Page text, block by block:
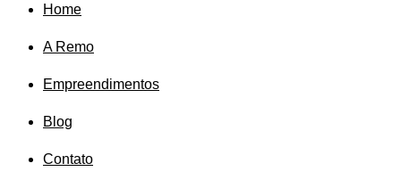
Home
A Remo
Empreendimentos
Blog
Contato